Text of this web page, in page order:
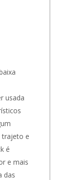
usada
trajeto e
é
e mais
das